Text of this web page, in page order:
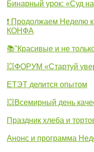
Бинарный урок: «Суд
❗ Продолжаем Неделю
КОНФА
📚"Красивые и не
💥ФОРУМ «Стартуй
ЕТЭТ делится опытом
💥Всемирный день
Праздник хлеба и
Анонс и программа